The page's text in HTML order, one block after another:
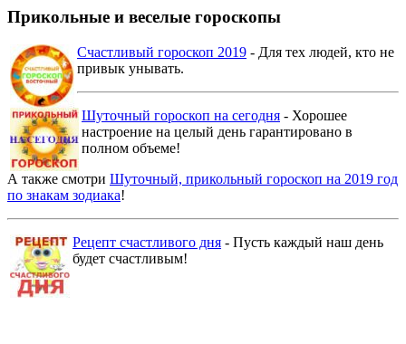
Прикольные и веселые гороскопы
Счастливый гороскоп 2019 - Для тех людей, кто не
привык унывать.
Шуточный гороскоп на сегодня - Хорошее
настроение на целый день гарантировано в
полном объеме!
А также смотри Шуточный, прикольный гороскоп на 2019 год
по знакам зодиака!
Рецепт счастливого дня - Пусть каждый наш день
будет счастливым!